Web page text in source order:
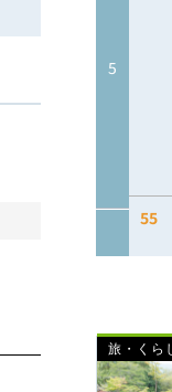
旅・くら